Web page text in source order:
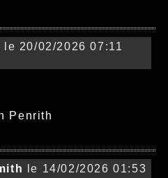
le 20/02/2026 07:11
Penrith
le 14/02/2026 01:53